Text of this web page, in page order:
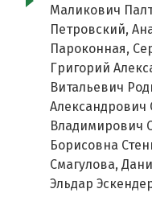
Маликович
Петровский,
Пароконная,
Григорий
Витальевич
Александрович
Владимирович
Борисовна
Смагулова,
Эльдар